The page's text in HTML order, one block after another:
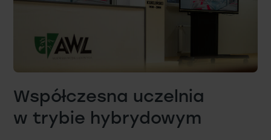
Współczesna uczelnia
w trybie hybrydowym